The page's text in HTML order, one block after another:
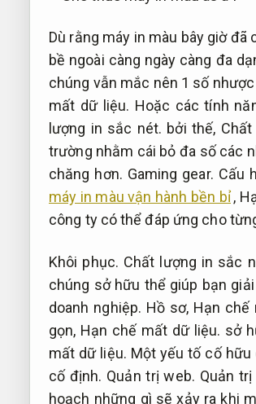
Dù rằng máy in màu bây giờ
bề ngoài càng ngày càng đa
chúng vẫn mắc nên 1 số
mất dữ liệu. Hoặc các tính
lượng in sắc nét. bởi thế,
trường nhằm cái bỏ đa số các
chăng hơn. Gaming gear. Cấu
máy in màu vận hành bền bỉ,
công ty có thể đáp ứng cho
Khôi phục. Chất lượng in sắc
chúng sở hữu thể giúp bạn
doanh nghiệp. Hồ sơ, Hạn chế
gọn, Hạn chế mất dữ liệu. sở
mất dữ liệu. Một yếu tố cố
cố định. Quản trị web. Quản
hoạch những gì sẽ xảy ra khi